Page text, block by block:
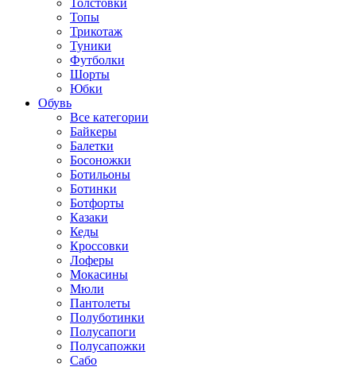
Толстовки
Топы
Трикотаж
Туники
Футболки
Шорты
Юбки
Обувь
Все категории
Байкеры
Балетки
Босоножки
Ботильоны
Ботинки
Ботфорты
Казаки
Кеды
Кроссовки
Лоферы
Мокасины
Мюли
Пантолеты
Полуботинки
Полусапоги
Полусапожки
Сабо